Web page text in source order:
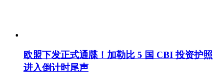
欧盟下发正式通牒！加勒比 5 国 CBI 投资护照
进入倒计时尾声